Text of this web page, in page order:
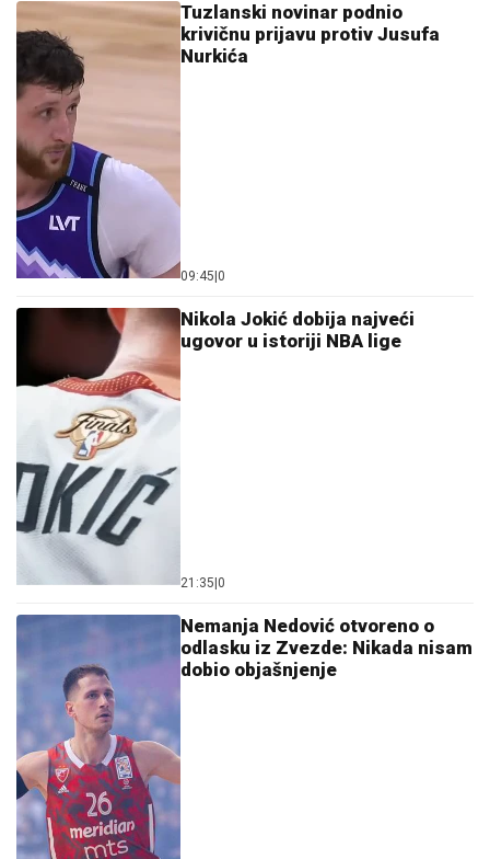
Tuzlanski novinar podnio
krivičnu prijavu protiv Jusufa
Nurkića
09:45 0
Nikola Jokić dobija najveći
ugovor u istoriji NBA lige
21:35 0
Nemanja Nedović otvoreno o
odlasku iz Zvezde: Nikada nisam
dobio objašnjenje